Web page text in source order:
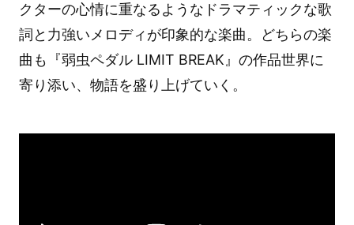
クターの心情に重なるようなドラマティックな歌
詞と力強いメロディが印象的な楽曲。どちらの楽
曲も『弱虫ペダル LIMIT BREAK』の作品世界に
寄り添い、物語を盛り上げていく。